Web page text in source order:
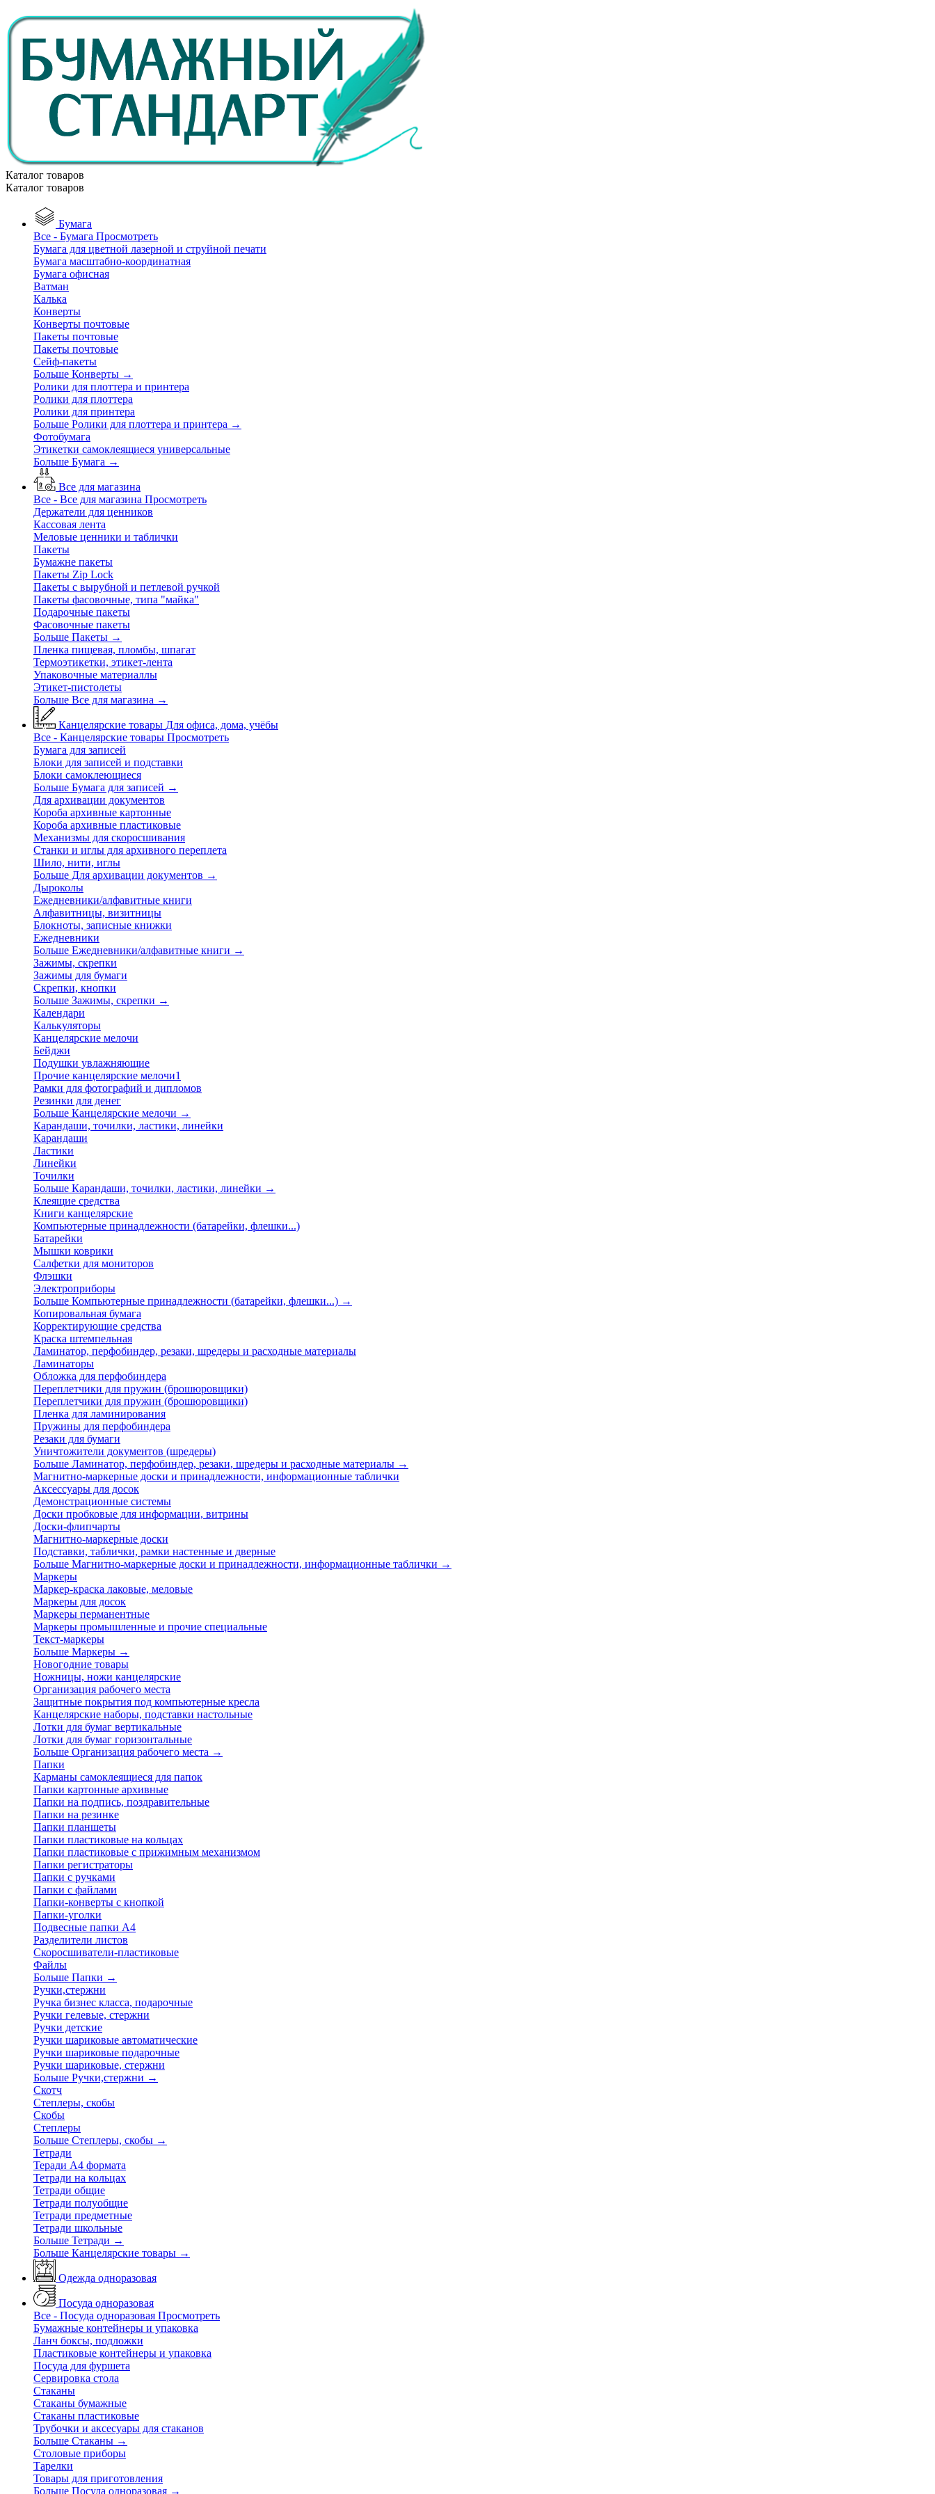
Каталог товаров
Каталог товаров
Бумага
Все - Бумага Просмотреть
Бумага для цветной лазерной и струйной печати
Бумага масштабно-координатная
Бумага офисная
Ватман
Калька
Конверты
Конверты почтовые
Пакеты почтовые
Пакеты почтовые
Сейф-пакеты
Больше Конверты →
Ролики для плоттера и принтера
Ролики для плоттера
Ролики для принтера
Больше Ролики для плоттера и принтера →
Фотобумага
Этикетки самоклеящиеся универсальные
Больше Бумага →
Все для магазина
Все - Все для магазина Просмотреть
Держатели для ценников
Кассовая лента
Меловые ценники и таблички
Пакеты
Бумажне пакеты
Пакеты Zip Lock
Пакеты с вырубной и петлевой ручкой
Пакеты фасовочные, типа "майка"
Подарочные пакеты
Фасовочные пакеты
Больше Пакеты →
Пленка пищевая, пломбы, шпагат
Термоэтикетки, этикет-лента
Упаковочные материаллы
Этикет-пистолеты
Больше Все для магазина →
Канцелярские товары Для офиса, дома, учёбы
Все - Канцелярские товары Просмотреть
Бумага для записей
Блоки для записей и подставки
Блоки самоклеющиеся
Больше Бумага для записей →
Для архивации документов
Короба архивные картонные
Короба архивные пластиковые
Механизмы для скоросшивания
Станки и иглы для архивного переплета
Шило, нити, иглы
Больше Для архивации документов →
Дыроколы
Ежедневники/алфавитные книги
Алфавитницы, визитницы
Блокноты, записные книжки
Ежедневники
Больше Ежедневники/алфавитные книги →
Зажимы, скрепки
Зажимы для бумаги
Скрепки, кнопки
Больше Зажимы, скрепки →
Календари
Калькуляторы
Канцелярские мелочи
Бейджи
Подушки увлажняющие
Прочие канцелярские мелочи1
Рамки для фотографий и дипломов
Резинки для денег
Больше Канцелярские мелочи →
Карандаши, точилки, ластики, линейки
Карандаши
Ластики
Линейки
Точилки
Больше Карандаши, точилки, ластики, линейки →
Клеящие средства
Книги канцелярские
Компьютерные принадлежности (батарейки, флешки...)
Батарейки
Мышки коврики
Салфетки для мониторов
Флэшки
Электроприборы
Больше Компьютерные принадлежности (батарейки, флешки...) →
Копировальная бумага
Корректирующие средства
Краска штемпельная
Ламинатор, перфобиндер, резаки, шредеры и расходные материалы
Ламинаторы
Обложка для перфобиндера
Переплетчики для пружин (брошюровщики)
Переплетчики для пружин (брошюровщики)
Пленка для ламинирования
Пружины для перфобиндера
Резаки для бумаги
Уничтожители документов (шредеры)
Больше Ламинатор, перфобиндер, резаки, шредеры и расходные материалы →
Магнитно-маркерные доски и принадлежности, информационные таблички
Аксессуары для досок
Демонстрационные системы
Доски пробковые для информации, витрины
Доски-флипчарты
Магнитно-маркерные доски
Подставки, таблички, рамки настенные и дверные
Больше Магнитно-маркерные доски и принадлежности, информационные таблички →
Маркеры
Маркер-краска лаковые, меловые
Маркеры для досок
Маркеры перманентные
Маркеры промышленные и прочие специальные
Текст-маркеры
Больше Маркеры →
Новогодние товары
Ножницы, ножи канцелярские
Организация рабочего места
Защитные покрытия под компьютерные кресла
Канцелярские наборы, подставки настольные
Лотки для бумаг вертикальные
Лотки для бумаг горизонтальные
Больше Организация рабочего места →
Папки
Карманы самоклеящиеся для папок
Папки картонные архивные
Папки на подпись, поздравительные
Папки на резинке
Папки планшеты
Папки пластиковые на кольцах
Папки пластиковые с прижимным механизмом
Папки регистраторы
Папки с ручками
Папки с файлами
Папки-конверты с кнопкой
Папки-уголки
Подвесные папки А4
Разделители листов
Скоросшиватели-пластиковые
Файлы
Больше Папки →
Ручки,стержни
Ручка бизнес класса, подарочные
Ручки гелевые, стержни
Ручки детские
Ручки шариковые автоматические
Ручки шариковые подарочные
Ручки шариковые, стержни
Больше Ручки,стержни →
Скотч
Степлеры, скобы
Скобы
Степлеры
Больше Степлеры, скобы →
Тетради
Теради А4 формата
Тетради на кольцах
Тетради общие
Тетради полуобщие
Тетради предметные
Тетради школьные
Больше Тетради →
Больше Канцелярские товары →
Одежда одноразовая
Посуда одноразовая
Все - Посуда одноразовая Просмотреть
Бумажные контейнеры и упаковка
Ланч боксы, подложки
Пластиковые контейнеры и упаковка
Посуда для фуршета
Сервировка стола
Стаканы
Стаканы бумажные
Стаканы пластиковые
Трубочки и аксесуары для стаканов
Больше Стаканы →
Столовые приборы
Тарелки
Товары для приготовления
Больше Посуда одноразовая →